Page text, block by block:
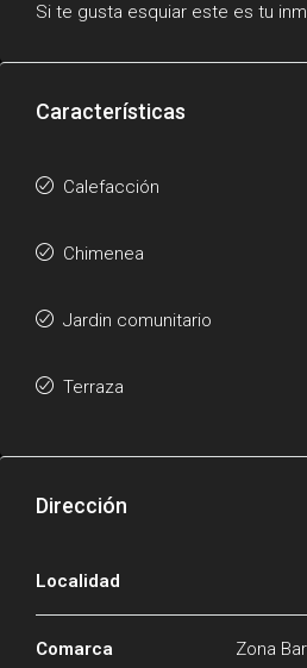
Si te gusta esquiar este es tu
Características
Calefacción
Chimenea
Jardin comunitario
Terraza
Dirección
Localidad
Comarca
Zona